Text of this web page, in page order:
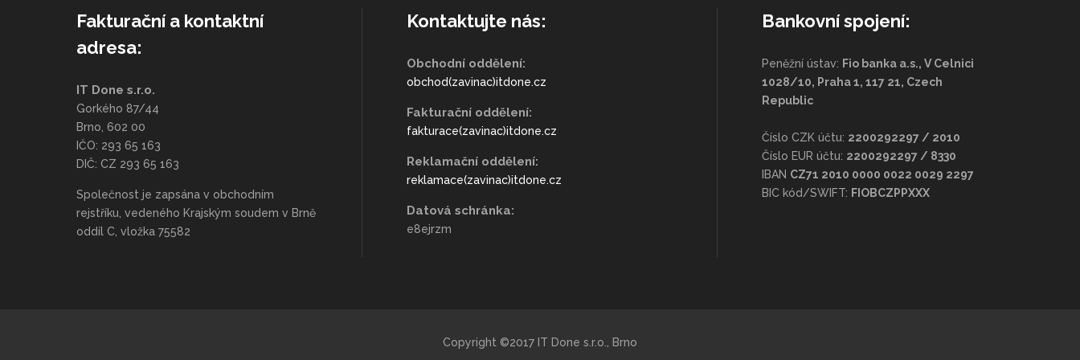
Fakturační a kontaktní
adresa:
IT Done s.r.o.
Gorkého 87/44
Brno, 602 00
IČO: 293 65 163
DIČ: CZ 293 65 163
Společnost je zapsána v obchodním
rejstříku, vedeného Krajským soudem v Brně
oddíl C, vložka 75582
Kontaktujte nás:
Obchodní oddělení:
obchod(zavinac)itdone.cz
Fakturační oddělení:
fakturace(zavinac)itdone.cz
Reklamační oddělení:
reklamace(zavinac)itdone.cz
Datová schránka:
e8ejrzm
Bankovní spojení:
Peněžní ústav: Fio banka a.s., V Celnici
1028/10, Praha 1, 117 21, Czech
Republic
Číslo CZK účtu: 2200292297 / 2010
Číslo EUR účtu: 2200292297 / 8330
IBAN CZ71 2010 0000 0022 0029 2297
BIC kód/SWIFT: FIOBCZPPXXX
Copyright ©2017 IT Done s.r.o., Brno